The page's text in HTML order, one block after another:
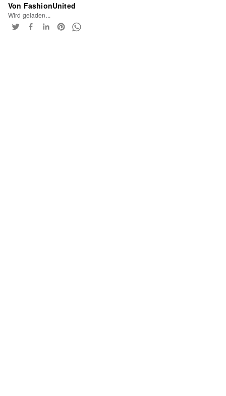
Von FashionUnited
Wird geladen...